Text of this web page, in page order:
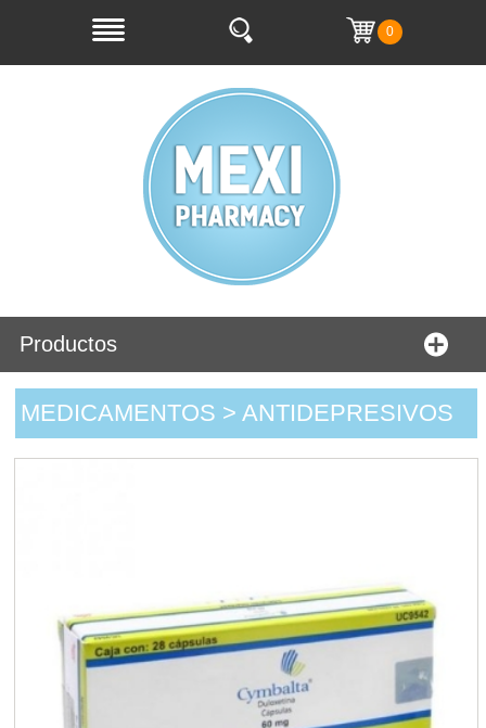
0
Productos
MEDICAMENTOS > ANTIDEPRESIVOS